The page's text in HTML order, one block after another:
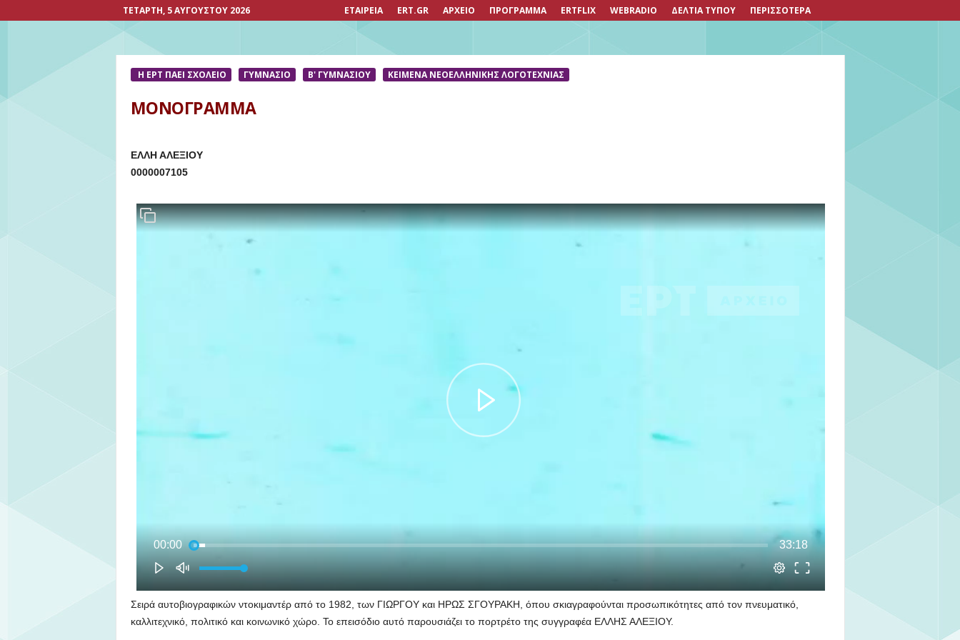
ΤΕΤΆΡΤΗ, 5 ΑΥΓΟΎΣΤΟΥ 2026 ΕΤΑΙΡΕΙΑ ERT.GR ΑΡΧΕΙΟ ΠΡΟΓΡΑΜΜΑ ERTFLIX WEBRADIO ΔΕΛΤΙΑ ΤΥΠΟΥ ΠΕΡΙΣΣΟΤΕΡΑ
Η ΕΡΤ ΠΑΕΙ ΣΧΟΛΕΙΟ ΓΥΜΝΑΣΙΟ Β' ΓΥΜΝΑΣΙΟΥ ΚΕΊΜΕΝΑ ΝΕΟΕΛΛΗΝΙΚΉΣ ΛΟΓΟΤΕΧΝΊΑΣ
ΜΟΝΟΓΡΑΜΜΑ
ΕΛΛΗ ΑΛΕΞΙΟΥ
0000007105
Σειρά αυτοβιογραφικών ντοκιμαντέρ από το 1982, των ΓΙΩΡΓΟΥ και ΗΡΩΣ ΣΓΟΥΡΑΚΗ, όπου σκιαγραφούνται προσωπικότητες από τον πνευματικό,
καλλιτεχνικό, πολιτικό και κοινωνικό χώρο. Το επεισόδιο αυτό παρουσιάζει το πορτρέτο της συγγραφέα ΕΛΛΗΣ ΑΛΕΞΙΟΥ.